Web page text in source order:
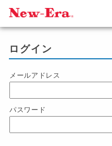
ログイン
メールアドレス
パスワード